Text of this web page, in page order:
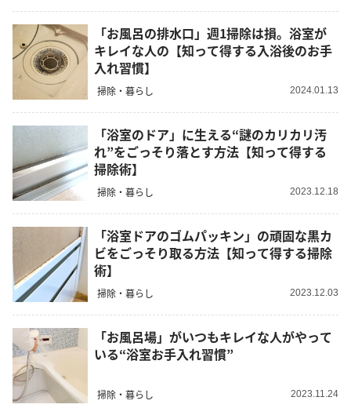
「お風呂の排水口」週1掃除は損。浴室が
キレイな人の【知って得する入浴後のお手
入れ習慣】
掃除・暮らし 2024.01.13
「浴室のドア」に生える“謎のカリカリ汚
れ”をごっそり落とす方法【知って得する
掃除術】
掃除・暮らし 2023.12.18
「浴室ドアのゴムパッキン」の頑固な黒カ
ビをごっそり取る方法【知って得する掃除
術】
掃除・暮らし 2023.12.03
「お風呂場」がいつもキレイな人がやって
いる“浴室お手入れ習慣”
掃除・暮らし 2023.11.24